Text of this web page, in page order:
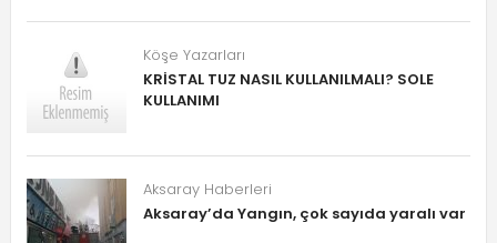
Köşe Yazarları
KRİSTAL TUZ NASIL KULLANILMALI? SOLE
KULLANIMI
Aksaray Haberleri
Aksaray’da Yangın, çok sayıda yaralı var